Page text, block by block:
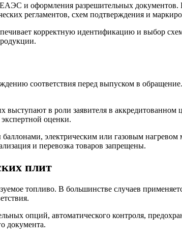
и оформления разрешительных документов.
регламентов, схем подтверждения и
корректную идентификацию и выбор
соответствия перед выпуском в
выступают в роли заявителя в
оценки.
электрическим или газовым нагревом
и перевозка товаров запрещены.
плит
топливо. В большинстве случаев
опций, автоматического контроля,
документа.